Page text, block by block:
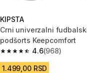
KIPSTA
Crni univerzalni
podšorts Keepcomfort
4.6
4.6 od 5 zvezdica from
(968)
1.499,00 RSD